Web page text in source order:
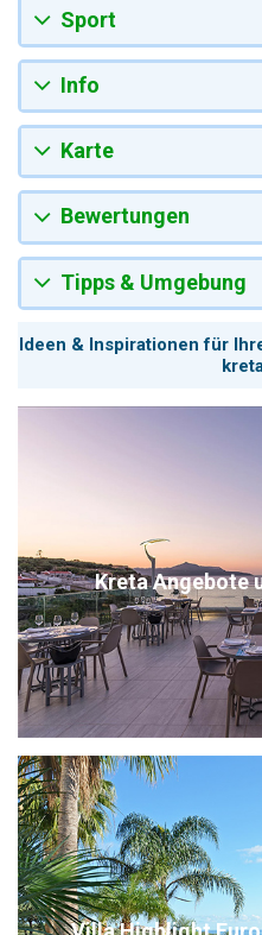
Sport
Info
Karte
Bewertungen
Tipps & Umgebung
Ideen & Inspirationen für
Kreta Angebote